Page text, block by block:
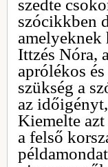
szedte
szócikkben
amelyeknek
Ittzés Nóra,
aprólékos
szükség a
az
Kiemelte
a felső